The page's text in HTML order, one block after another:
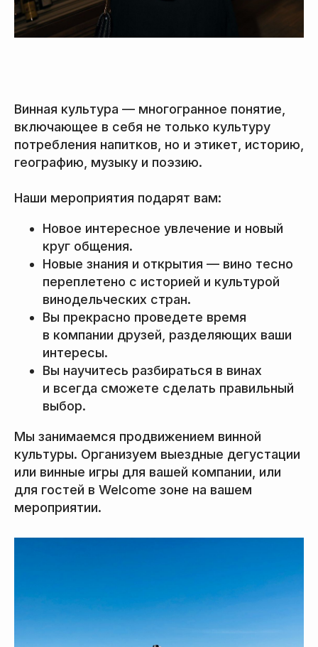
Винная культура — многогранное понятие,
включающее в себя не только культуру
потребления напитков, но и этикет, историю,
географию, музыку и поэзию.
Наши мероприятия подарят вам:
Новое интересное увлечение и новый
круг общения.
Новые знания и открытия — вино тесно
переплетено с историей и культурой
винодельческих стран.
Вы прекрасно проведете время
в компании друзей, разделяющих ваши
интересы.
Вы научитесь разбираться в винах
и всегда сможете сделать правильный
выбор.
Мы занимаемся продвижением винной
культуры. Организуем выездные дегустации
или винные игры для вашей компании, или
для гостей в Welcome зоне на вашем
мероприятии.